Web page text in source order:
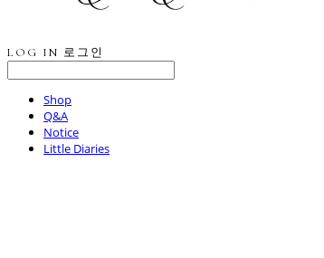
LOG IN 로그인
Shop
Q&A
Notice
Little Diaries